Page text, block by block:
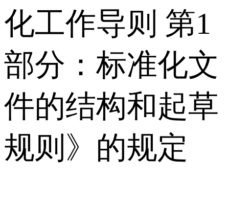
化工作导则 第1
部分：标准化文
件的结构和起草
规则》的规定